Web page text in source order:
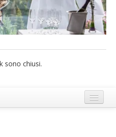
sono chiusi.